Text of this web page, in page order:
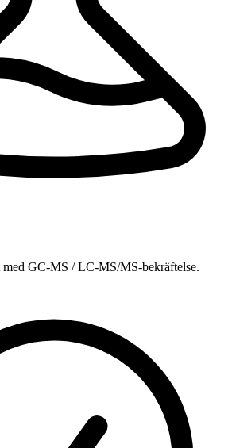
GC-MS / LC-MS/MS-bekräftelse.